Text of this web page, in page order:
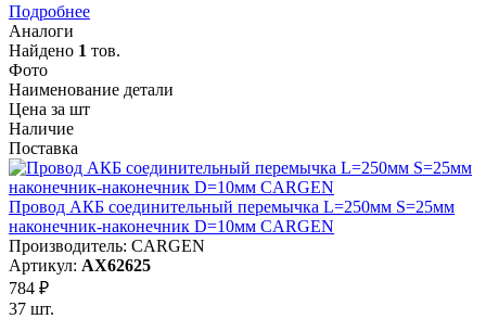
Подробнее
Аналоги
Найдено 1 тов.
Фото
Наименование детали
Цена за шт
Наличие
Поставка
Провод АКБ соединительный перемычка L=250мм S=25мм
наконечник-наконечник D=10мм CARGEN
Производитель: CARGEN
Артикул: AX62625
784 ₽
37 шт.